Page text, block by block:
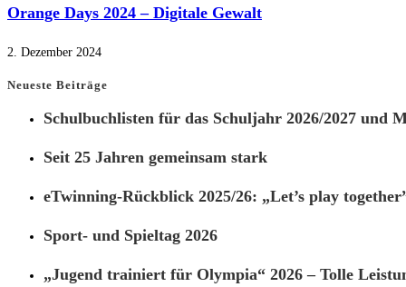
Orange Days 2024 – Digitale Gewalt
2. Dezember 2024
Neueste Beiträge
Schulbuchlisten für das Schuljahr 2026/2027 und
Seit 25 Jahren gemeinsam stark
eTwinning-Rückblick 2025/26: „Let’s play
Sport- und Spieltag 2026
„Jugend trainiert für Olympia“ 2026 – Tolle